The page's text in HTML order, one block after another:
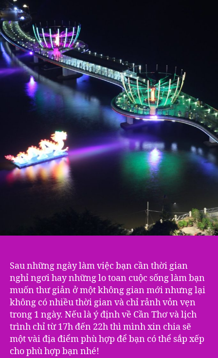
Sau những ngày làm việc bạn cần thời gian
nghỉ ngơi hay những lo toan cuộc sống làm bạn
muốn thư giản ở một không gian mới nhưng lại
không có nhiều thời gian và chỉ rảnh vỏn vẹn
trong 1 ngày. Nếu là ý định về Cần Thơ và lịch
trình chỉ từ 17h đến 22h thì mình xin chia sẽ
một vài địa điểm phù hợp để bạn có thể sắp xếp
cho phù hợp bạn nhé!